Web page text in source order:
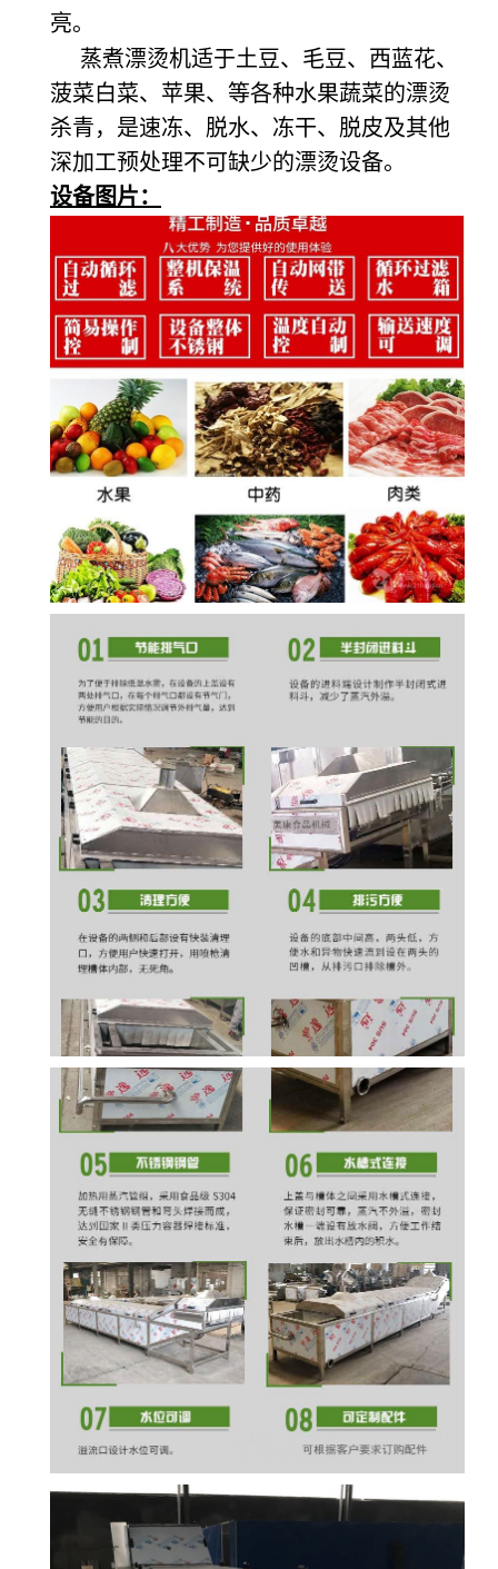
亮。
蒸煮漂烫机适于土豆、毛豆、西蓝花、
菠菜白菜、苹果、等各种水果蔬菜的漂烫
杀青，是速冻、脱水、冻干、脱皮及其他
深加工预处理不可缺少的漂烫设备。
设备图片：